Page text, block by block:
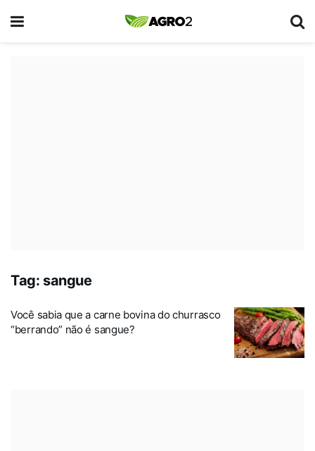
Tag: sangue
Você sabia que a carne bovina do churrasco
“berrando” não é sangue?